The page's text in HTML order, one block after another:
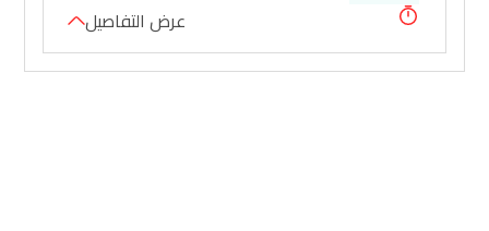
عرض التفاصيل